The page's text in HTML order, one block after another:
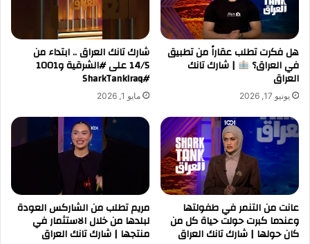
هل فكرت تطلب عقاراً من تطبيق
في العراق؟ | شارك تانك
العراق
يونيو 17, 2026
شارك تانك العراق .. ابتداء من
14/5 على #الشرقية و1001
#SharkTankIraq
مايو 1, 2026
عانت من التنمر في طفولتها
وعندما كبرت حولت حياة كل من
كان حولها | شارك تانك العراق
مريم تطلب من الشاركس العودة
لبلدها من خلال الاستثمار في
منتجها | شارك تانك العراق